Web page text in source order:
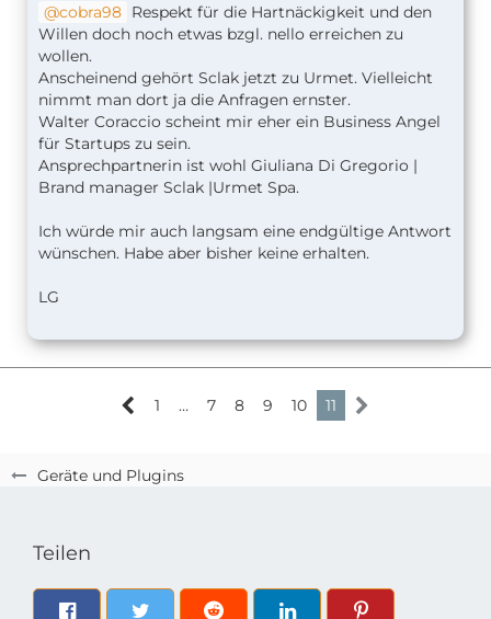
Geräte und Plugins
cobra98 Respekt für die Hartnäckigkeit und den
Willen doch noch etwas bzgl. nello erreichen zu
wollen.
Anscheinend gehört Sclak jetzt zu Urmet. Vielleicht
nimmt man dort ja die Anfragen ernster.
Walter Coraccio scheint mir eher ein Business Angel
für Startups zu sein.
Ansprechpartnerin ist wohl Giuliana Di Gregorio |
Brand manager Sclak |Urmet Spa.
Ich würde mir auch langsam eine endgültige Antwort
wünschen. Habe aber bisher keine erhalten.
LG
1 … 7 8 9 10 11
Teilen